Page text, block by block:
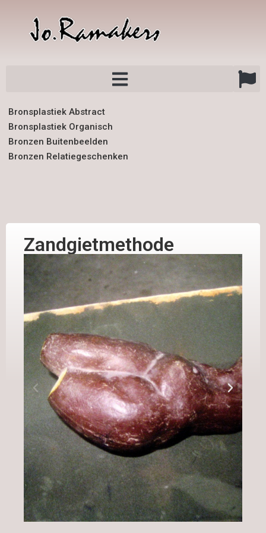
Bronsplastiek Abstract
Bronsplastiek Organisch
Bronzen Buitenbeelden
Bronzen Relatiegeschenken
Zandgietmethode